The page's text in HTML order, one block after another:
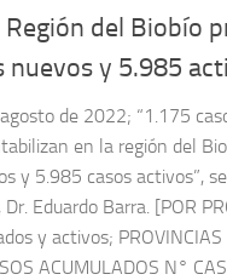
Región del Biobío
nuevos y 5.985
de 2022; “1.175
en la región del
y 5.985 casos activos”,
Eduardo Barra. [POR
y activos; PROVINCIAS
ACUMULADOS N°